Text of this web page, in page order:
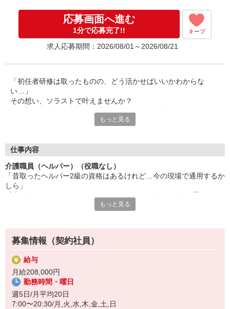
応募画面へ進む
1分で応募完了!! キープ
求人応募期間：2026/08/01～2026/08/21
「初任者研修は取ったものの、どう活かせばいいかわからな
い…」
その想い、ソラストで叶えませんか？
「実務者研修は受講料が高そう…」と思った方、ご安心くださ
的な負担なく、資格が取得できます。
★【実践×学びで即戦力へ！】
実務者研修では、初任者研修で学んだ基礎知識に加え、より専門
的な「医療的ケア（喀痰吸引・経管栄養の基礎）」などを習得で
★【介護福祉士への道も開ける！】
実務者研修の修了は、介護の国家資格である「介護福祉士」の受
験に必須の要件です。上位資格を取得することで給与UP＋キャ
リアアップに繋がります。
期間限定×3名限定採用のこの機会に、是非ご応募ください。応募
は早い者勝ちです◎
もっと見る
仕事内容
介護職員（ヘルパー）（役職なし）
「昔取ったヘルパー2級の資格はあるけれど…今の現場で通用するか
しら」
北区の小規模多機能型居宅介護 せらび王子で、介護職員募集！
≪3名限定！無料で実務者研修資格取得★≫
東京都介護職員就業促進事業
◎講座を受ける時間もお給料と交通費あり♪
◎受講料は0円。自己負担なしで初任者研修や基礎研修⇒実務者研修
へ！
◎最大6ヶ月間の有期契約のあとは、正社員として活躍の道も♪
もっと見る
募集情報（契約社員）
給与
月給208,000円
勤務時間・曜日
週5日/月平均20日
7:00〜20:30/月,火,水,木,金,土,日